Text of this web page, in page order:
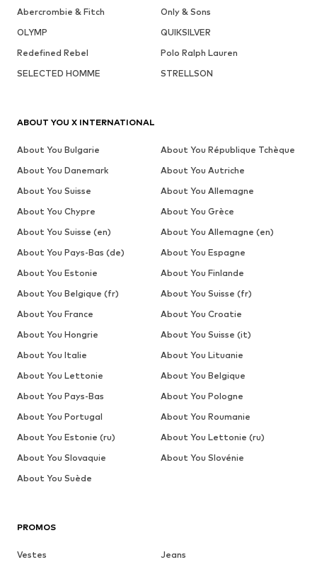
Abercrombie & Fitch
Only & Sons
OLYMP
QUIKSILVER
Redefined Rebel
Polo Ralph Lauren
SELECTED HOMME
STRELLSON
PROMOS
Vestes
Jeans
ABOUT YOU X INTERNATIONAL
About You Bulgarie
About You République Tchèque
About You Danemark
About You Autriche
About You Suisse
About You Allemagne
About You Chypre
About You Grèce
About You Suisse (en)
About You Allemagne (en)
About You Pays-Bas (de)
About You Espagne
About You Estonie
About You Finlande
About You Belgique (fr)
About You Suisse (fr)
About You France
About You Croatie
About You Hongrie
About You Suisse (it)
About You Italie
About You Lituanie
About You Lettonie
About You Belgique
About You Pays-Bas
About You Pologne
About You Portugal
About You Roumanie
About You Estonie (ru)
About You Lettonie (ru)
About You Slovaquie
About You Slovénie
About You Suède